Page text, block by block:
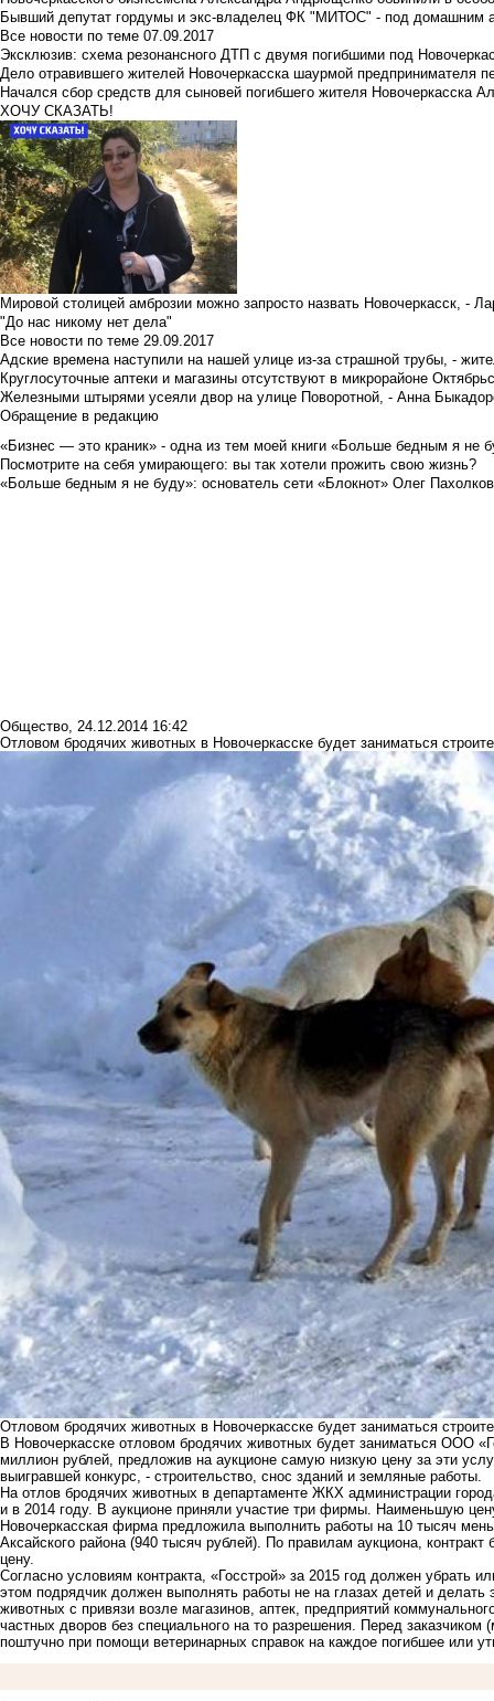
Бывший депутат гордумы и экс-владелец ФК "МИТОС" - под домашним
Все новости по теме 07.09.2017
Эксклюзив: схема резонансного ДТП с двумя погибшими под
Дело отравившего жителей Новочеркасска шаурмой предпринимателя
Начался сбор средств для сыновей погибшего жителя Новочеркасска
ХОЧУ СКАЗАТЬ!
Мировой столицей амброзии можно запросто назвать Новочеркасск, -
"До нас никому нет дела"
Все новости по теме 29.09.2017
Адские времена наступили на нашей улице из-за страшной трубы, -
Круглосуточные аптеки и магазины отсутствуют в микрорайоне
Железными штырями усеяли двор на улице Поворотной, - Анна
Обращение в редакцию
«Бизнес — это краник» - одна из тем моей книги «Больше бедным я не
Посмотрите на себя умирающего: вы так хотели прожить свою жизнь?
«Больше бедным я не буду»: основатель сети «Блокнот» Олег Пахолков
Общество, 24.12.2014 16:42
Отловом бродячих животных в Новочеркасске будет заниматься
Отловом бродячих животных в Новочеркасске будет заниматься
В Новочеркасске отловом бродячих животных будет заниматься ООО
миллион рублей, предложив на аукционе самую низкую цену за эти
выигравшей конкурс, - строительство, снос зданий и земляные работы.
На отлов бродячих животных в департаменте ЖКХ администрации
и в 2014 году. В аукционе приняли участие три фирмы. Наименьшую
Новочеркасская фирма предложила выполнить работы на 10 тысяч
Аксайского района (940 тысяч рублей). По правилам аукциона,
цену.
Согласно условиям контракта, «Госстрой» за 2015 год должен убрать
этом подрядчик должен выполнять работы не на глазах детей и
животных с привязи возле магазинов, аптек, предприятий
частных дворов без специального на то разрешения. Перед
поштучно при помощи ветеринарных справок на каждое погибшее или